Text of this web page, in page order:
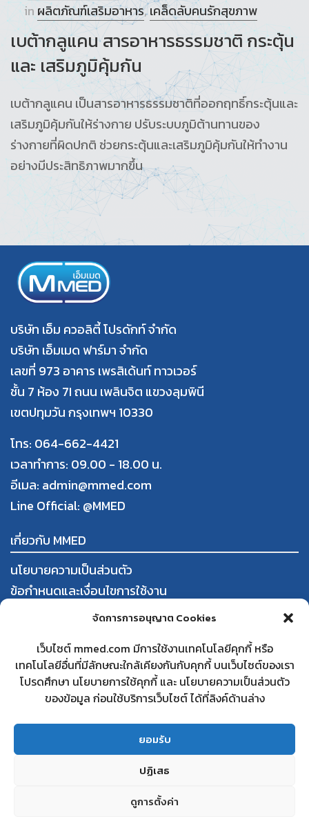
จัดการการอนุญาต Cookies
เว็บไซต์ mmed.com มีการใช้งานเทคโนโลยีคุกกี้ หรือ
เทคโนโลยีอื่นที่มีลักษณะใกล้เคียงกันกับคุกกี้ บนเว็บไซต์ของเรา
โปรดศึกษา นโยบายการใช้คุกกี้ และ นโยบายความเป็นส่วนตัว
ของข้อมูล ก่อนใช้บริการเว็บไซต์ ได้ที่ลิงค์ด้านล่าง
ยอมรับ
ปฏิเสธ
ดูการตั้งค่า
in ผลิตภัณฑ์เสริมอาหาร,เคล็ดลับคนรักสุขภาพ
เบต้ากลูแคน สารอาหารธรรมชาติ กระตุ้น
และ เสริมภูมิคุ้มกัน
เบต้ากลูแคน เป็นสารอาหารธรรมชาติที่ออกฤทธิ์กระตุ้นและ
เสริมภูมิคุ้มกันให้ร่างกาย ปรับระบบภูมิต้านทานของ
ร่างกายที่ผิดปกติ ช่วยกระตุ้นและเสริมภูมิคุ้มกันให้ทำงาน
อย่างมีประสิทธิภาพมากขึ้น
บริษัท เอ็ม ควอลิตี้ โปรดักท์ จำกัด
บริษัท เอ็มเมด ฟาร์มา จำกัด
เลขที่ 973 อาคาร เพรสิเด้นท์ ทาวเวอร์
ชั้น 7 ห้อง 7I ถนน เพลินจิต แขวงลุมพินี
เขตปทุมวัน กรุงเทพฯ 10330
โทร: 064-662-4421
เวลาทำการ: 09.00 - 18.00 น.
อีเมล: admin@mmed.com
Line Official: @MMED
เกี่ยวกับ MMED
นโยบายความเป็นส่วนตัว
ข้อกำหนดและเงื่อนไขการใช้งาน
การสั่งซื้อและชำระสินค้า
ใบทะเบียนพาณิชย์
สนใจเป็นคู่ค้ากับ MMED
คำถามที่พบบ่อย
ติดต่อเรา
© 2022 MMED. All Rights Reserved.